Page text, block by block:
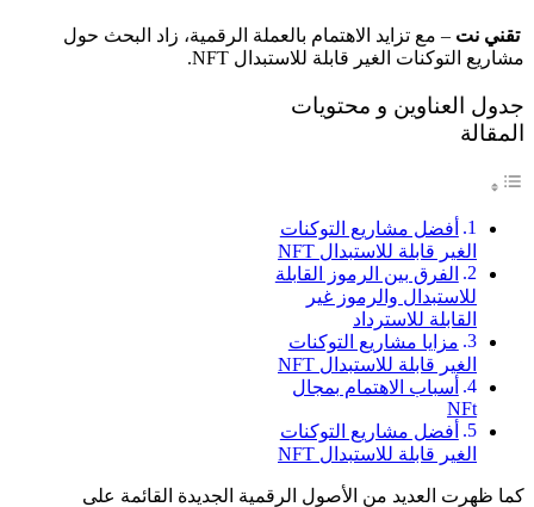
تقني نت – مع تزايد الاهتمام بالعملة الرقمية، زاد البحث حول
مشاريع التوكنات الغير قابلة للاستبدال NFT.
جدول العناوين و محتويات
المقالة
أفضل مشاريع التوكنات
الغير قابلة للاستبدال NFT
الفرق بين الرموز القابلة
للاستبدال والرموز غير
القابلة للاسترداد
مزايا مشاريع التوكنات
الغير قابلة للاستبدال NFT
أسباب الاهتمام بمجال
NFt
أفضل مشاريع التوكنات
الغير قابلة للاستبدال NFT
كما ظهرت العديد من الأصول الرقمية الجديدة القائمة على